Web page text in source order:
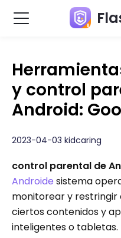
y control
Android:
2023-04-03 kidcaring
control parental de
Androide sistema
monitorear y restringir
ciertos contenidos y
inteligentes o